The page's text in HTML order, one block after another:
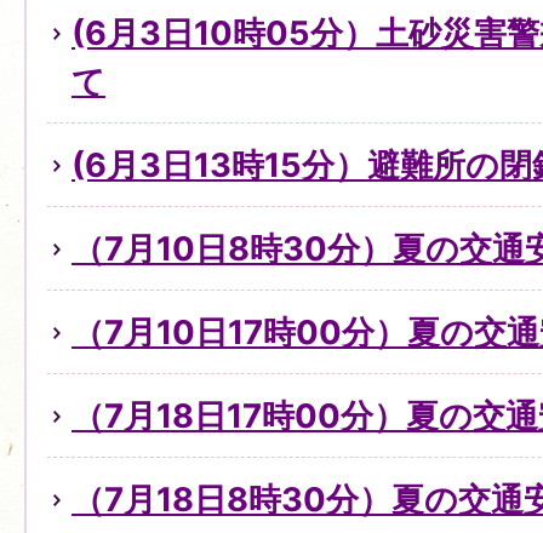
(6月3日10時05分）土砂災害
て
(6月3日13時15分）避難所の
（7月10日8時30分）夏の交通
（7月10日17時00分）夏の交
（7月18日17時00分）夏の交
（7月18日8時30分）夏の交通